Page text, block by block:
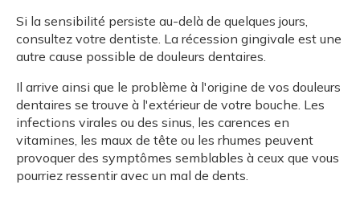
Si la sensibilité persiste au-delà de quelques jours,
consultez votre dentiste. La récession gingivale est une
autre cause possible de douleurs dentaires.
Il arrive ainsi que le problème à l'origine de vos douleurs
dentaires se trouve à l'extérieur de votre bouche. Les
infections virales ou des sinus, les carences en
vitamines, les maux de tête ou les rhumes peuvent
provoquer des symptômes semblables à ceux que vous
pourriez ressentir avec un mal de dents.